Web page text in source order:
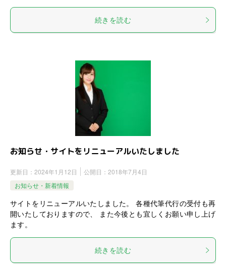
続きを読む
お知らせ・サイトをリニューアルいたしました
更新日： 2024年1月12日 公開日： 2018年7月4日
お知らせ・新着情報
サイトをリニューアルいたしました。 各種代筆代行の受付も再
開いたしておりますので、 また今後とも宜しくお願い申し上げ
ます。
続きを読む